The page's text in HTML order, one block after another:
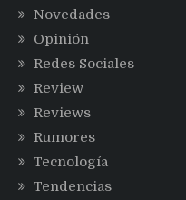
Novedades
Opinión
Redes Sociales
Review
Reviews
Rumores
Tecnología
Tendencias